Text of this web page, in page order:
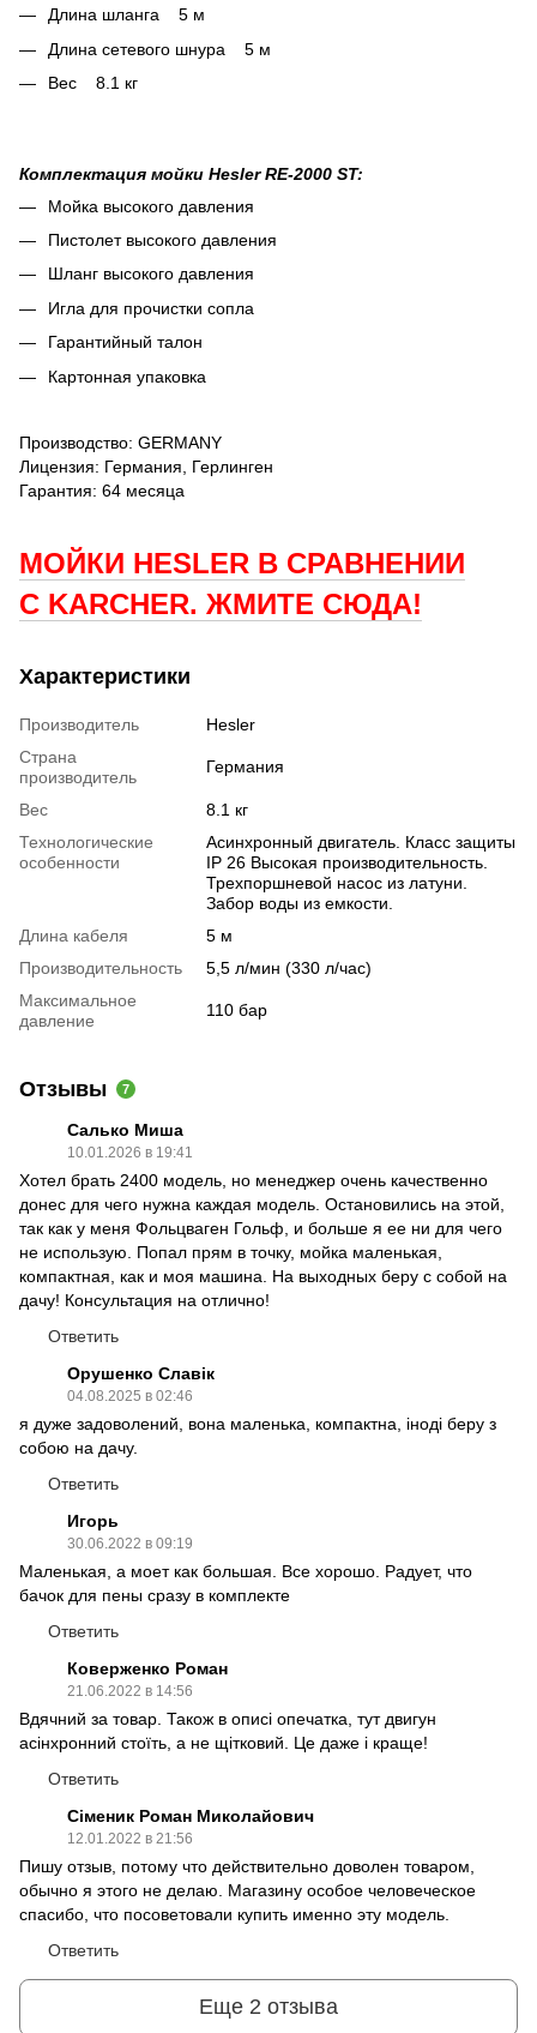
Длина шланга 5 м
Длина сетевого шнура 5 м
Вес 8.1 кг
Комплектация мойки Hesler RE-2000 ST:
Мойка высокого давления
Пистолет высокого давления
Шланг высокого давления
Игла для прочистки сопла
Гарантийный талон
Картонная упаковка
Производство: GERMANY
Лицензия: Германия, Герлинген
Гарантия: 64 месяца
МОЙКИ HESLER В СРАВНЕНИИ
С KARCHER. ЖМИТЕ СЮДА!
Характеристики
Производитель
Hesler
Страна
производитель
Германия
Вес
8.1 кг
Технологические
особенности
Асинхронный двигатель. Класс защиты
IP 26 Высокая производительность.
Трехпоршневой насос из латуни.
Забор воды из емкости.
Длина кабеля
5 м
Производительность
5,5 л/мин (330 л/час)
Максимальное
давление
110 бар
Отзывы 7
Салько Миша
10.01.2026 в 19:41
Хотел брать 2400 модель, но менеджер очень качественно
донес для чего нужна каждая модель. Остановились на этой,
так как у меня Фольцваген Гольф, и больше я ее ни для чего
не использую. Попал прям в точку, мойка маленькая,
компактная, как и моя машина. На выходных беру с собой на
дачу! Консультация на отлично!
Ответить
Орушенко Славік
04.08.2025 в 02:46
я дуже задоволений, вона маленька, компактна, іноді беру з
собою на дачу.
Ответить
Игорь
30.06.2022 в 09:19
Маленькая, а моет как большая. Все хорошо. Радует, что
бачок для пены сразу в комплекте
Ответить
Коверженко Роман
21.06.2022 в 14:56
Вдячний за товар. Також в описі опечатка, тут двигун
асінхронний стоїть, а не щітковий. Це даже і краще!
Ответить
Сіменик Роман Миколайович
12.01.2022 в 21:56
Пишу отзыв, потому что действительно доволен товаром,
обычно я этого не делаю. Магазину особое человеческое
спасибо, что посоветовали купить именно эту модель.
Ответить
Еще 2 отзыва